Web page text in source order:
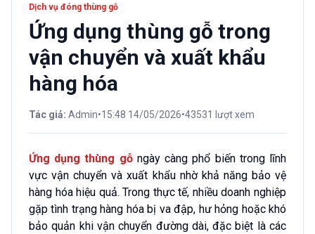
Dịch vụ đóng thùng gỗ
Ứng dụng thùng gỗ trong
vận chuyển và xuất khẩu
hàng hóa
Tác giả: Admin•15:48 14/05/2026•43531 lượt xem
Ứng dụng thùng gỗngày càng phổ biến trong lĩnh
vực vận chuyển và xuất khẩu nhờ khả năng bảo vệ
hàng hóa hiệu quả. Trong thực tế, nhiều doanh nghiệp
gặp tình trạng hàng hóa bị va đập, hư hỏng hoặc khó
bảo quản khi vận chuyển đường dài, đặc biệt là các